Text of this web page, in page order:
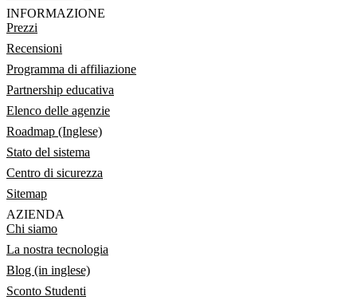
INFORMAZIONE
Prezzi
Recensioni
Programma di affiliazione
Partnership educativa
Elenco delle agenzie
Roadmap (Inglese)
Stato del sistema
Centro di sicurezza
Sitemap
AZIENDA
Chi siamo
La nostra tecnologia
Blog (in inglese)
Sconto Studenti